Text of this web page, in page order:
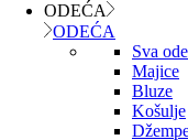
ODEĆA
ODEĆA
Sva
Majice
Bluze
Košulje